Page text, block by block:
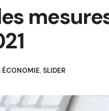
ÉCONOMIE, SLIDER